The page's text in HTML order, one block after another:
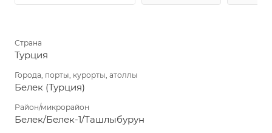
Страна
Турция
Города, порты, курорты, атоллы
Белек (Турция)
Район/микрорайон
Белек/Белек-1/Ташлыбурун